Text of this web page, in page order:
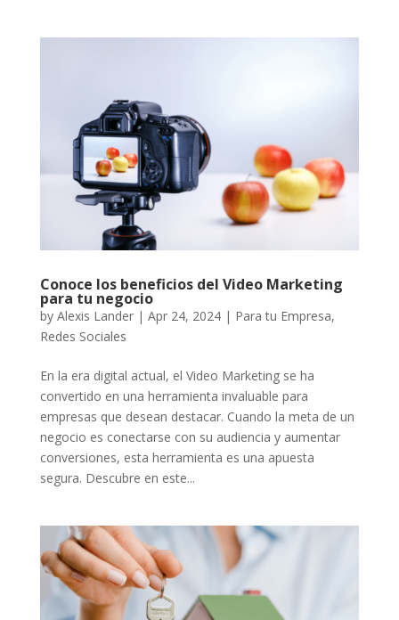
Conoce los beneficios del Video Marketing
para tu negocio
by Alexis Lander| Apr 24, 2024| Para tu Empresa,
Redes Sociales
En la era digital actual, el Video Marketing se ha
convertido en una herramienta invaluable para
empresas que desean destacar. Cuando la meta de un
negocio es conectarse con su audiencia y aumentar
conversiones, esta herramienta es una apuesta
segura. Descubre en este...